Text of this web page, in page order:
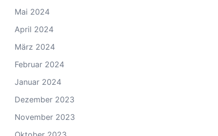
Mai 2024
April 2024
März 2024
Februar 2024
Januar 2024
Dezember 2023
November 2023